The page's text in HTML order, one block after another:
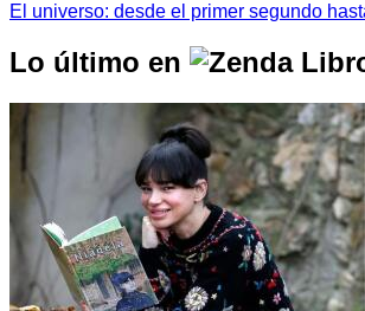
El universo: desde el primer segundo
Lo último en